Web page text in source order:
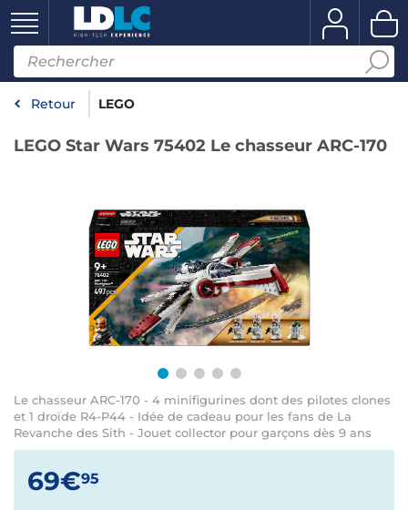
Retour LEGO
LEGO Star Wars 75402 Le chasseur ARC-170
Le chasseur ARC-170 - 4 minifigurines dont des pilotes clones
et 1 droïde R4-P44 - Idée de cadeau pour les fans de La
Revanche des Sith - Jouet collector pour garçons dès 9 ans
69€95